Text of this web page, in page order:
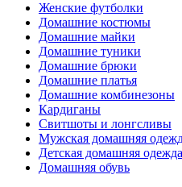
Женские футболки
Домашние костюмы
Домашние майки
Домашние туники
Домашние брюки
Домашние платья
Домашние комбинезоны
Кардиганы
Свитшоты и лонгсливы
Мужская домашняя
Детская домашняя одежда
Домашняя обувь